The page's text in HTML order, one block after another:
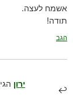
אשמח לעצה.
תודה!
הגב
ירון